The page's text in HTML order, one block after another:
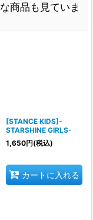
商品も見ていま
[STANCE KIDS]-
STARSHINE GIRLS-
1,650円(税込)
カートに入れる